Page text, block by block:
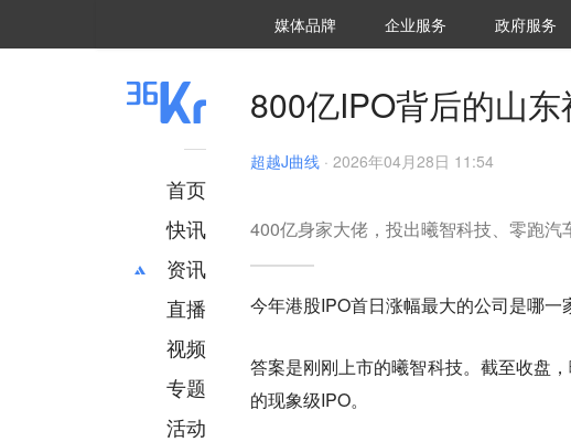
媒体品牌 36Kr研究院
企业服务 城市之窗
政府服务
首页
快讯
资讯
推荐
财经
项目推荐
安徽
直播
视频
专题
活动
800亿IPO背后的山
超越J曲线 · 2026年04月28日 11:54
400亿身家大佬，投出曦智科技、零跑汽
今年港股IPO首日涨幅最大的公司是哪一
答案是刚刚上市的曦智科技。截至收盘
的现象级IPO。